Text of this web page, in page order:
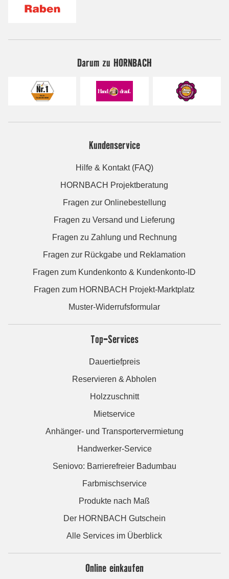
Darum zu HORNBACH
Kundenservice
Hilfe & Kontakt (FAQ)
HORNBACH Projektberatung
Fragen zur Onlinebestellung
Fragen zu Versand und Lieferung
Fragen zu Zahlung und Rechnung
Fragen zur Rückgabe und Reklamation
Fragen zum Kundenkonto & Kundenkonto-ID
Fragen zum HORNBACH Projekt-Marktplatz
Muster-Widerrufsformular
Top-Services
Dauertiefpreis
Reservieren & Abholen
Holzzuschnitt
Mietservice
Anhänger- und Transportervermietung
Handwerker-Service
Seniovo: Barrierefreier Badumbau
Farbmischservice
Produkte nach Maß
Der HORNBACH Gutschein
Alle Services im Überblick
Online einkaufen